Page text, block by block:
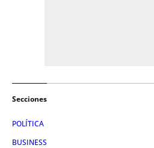
Secciones
POLÍTICA
BUSINESS